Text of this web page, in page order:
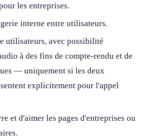
les entreprises.
interne entre utilisateurs.
utilisateurs, avec possibilité
à des fins de compte-rendu et de
— uniquement si les deux
explicitement pour l'appel
et d'aimer les pages d'entreprises ou